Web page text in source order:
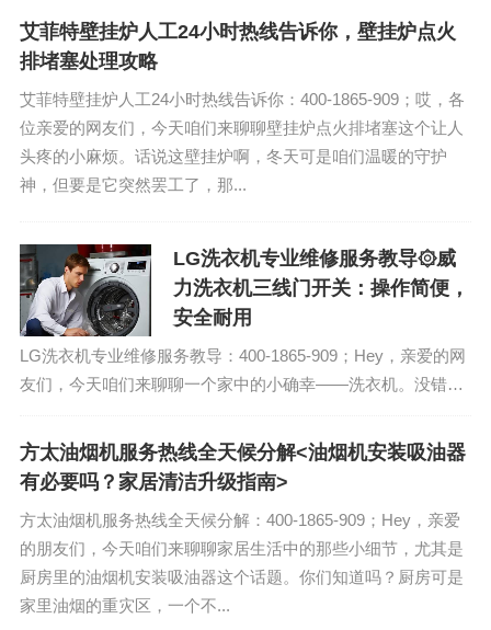
1865-909...
艾菲特壁挂炉人工24小时热线告诉你，壁挂炉点火
排堵塞处理攻略
艾菲特壁挂炉人工24小时热线告诉你：400-1865-909；哎，各
位亲爱的网友们，今天咱们来聊聊壁挂炉点火排堵塞这个让人
头疼的小麻烦。话说这壁挂炉啊，冬天可是咱们温暖的守护
神，但要是它突然罢工了，那...
LG洗衣机专业维修服务教导۞威
力洗衣机三线门开关：操作简便，
安全耐用
LG洗衣机专业维修服务教导：400-1865-909；Hey，亲爱的网
友们，今天咱们来聊聊一个家中的小确幸——洗衣机。没错，
说的这款洗衣机，可是最...
方太油烟机服务热线全天候分解<油烟机安装吸油器
有必要吗？家居清洁升级指南>
方太油烟机服务热线全天候分解：400-1865-909；Hey，亲爱
的朋友们，今天咱们来聊聊家居生活中的那些小细节，尤其是
厨房里的油烟机安装吸油器这个话题。你们知道吗？厨房可是
家里油烟的重灾区，一个不...